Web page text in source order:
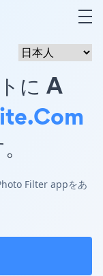
に A
Filter appをあ